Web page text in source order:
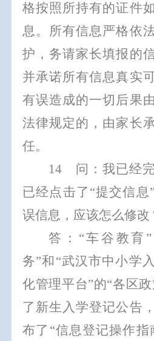
格按照所持有的证件
息。 所有信息严格依
护，务请家长填报的
并承诺所有信息真实
有误造成的一切后果
法律规定的，由家长
任。
14
问：我已经
已经点击了 “提交信息
误信息，应该怎么修改
答： “车谷教育 ”
务”和 “武汉市中小学
化管理平台”的“各区
了新生入学登记公告
布了 “信息登记操作指